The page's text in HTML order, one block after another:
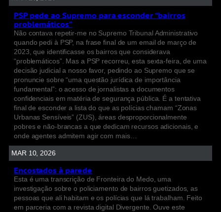
PSP pede ao Supremo para esconder “bairros
problemáticos”
Não contava repetir-me no Supremo Tribunal Administrativo
quando pedi à PSP, na frase final de um email de março de
2023, que identificasse os bairros que considerava
“problemáticos”. Mas a PSP recorreu, esta sexta-feira, de uma
decisão judicial a nosso favor, pedindo ao Supremo que se
pronuncie sobre “uma questão jurídica de importância
fundamental”: o acesso de jornalistas a documentos
confidenciais em matéria de segurança pública. É a tentativa
final de esconder a lista do que as polícias chamam “Zonas
Urbanas Sensíveis” (ZUS), áreas desproporcionalmente
pobres e não-brancas a que dedicam recursos adicionais, e
onde agentes admitem agir com mais…
MAR 10, 2026
Encostados à parede
Esta é uma transcrição de Fronteira do Medo, uma
investigação sobre o policiamento de bairros guetizados, as
pessoas que ali habitam e os polícias que lá trabalham. Feito
em parceria com a revista digital Divergente. Ouve este